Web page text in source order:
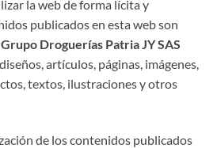
la web de forma lícita y
publicados en esta web son
Grupo Droguerías Patria JY SAS
artículos, páginas, imágenes,
textos, ilustraciones y otros
de los contenidos publicados